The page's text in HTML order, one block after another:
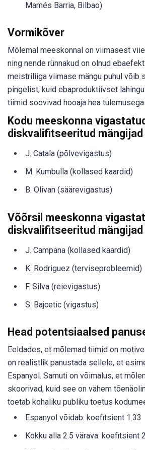
Mamés Barria, Bilbao)
Vormikõver
Mõlemal meeskonnal on viimasest
ning nende rünnakud on olnud
meistriliiga viimase mängu puhul võib
pingelist, kuid ebaproduktiivset
tiimid soovivad hooaja hea
Kodu meeskonna
diskvalifitseeritud mängijad
J. Catala (põlvevigastus)
M. Kumbulla (kollased kaardid)
B. Olivan (säärevigastus)
Võõrsil meeskonna
diskvalifitseeritud mängijad
J. Campana (kollased kaardid)
K. Rodriguez (terviseprobleemid)
F. Silva (reievigastus)
S. Bajcetic (vigastus)
Head potentsiaalsed
Eeldades, et mõlemad tiimid on
on realistlik panustada sellele, et
Espanyol. Samuti on võimalus, et
skoorivad, kuid see on vähem
toetab kohaliku publiku toetus
Espanyol võidab: koefitsient 1.33
Kokku alla 2.5 värava: koefitsient